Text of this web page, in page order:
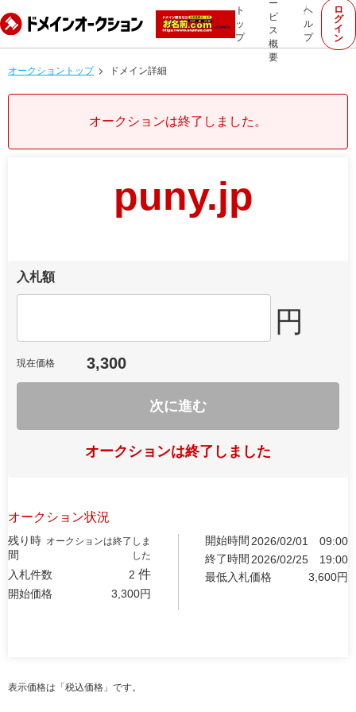
ト
ッ
プ
ー
ビ
ス
概
要
ヘ
ル
プ
ロ
グ
イ
ン
オークショントップ ドメイン詳細
オークションは終了しました。
puny.jp
入札額
円
現在価格 3,300
次に進む
オークションは終了しました
オークション状況
残り時
間
オークションは終了しま
した
入札件数 2 件
開始価格 3,300円
開始時間 2026/02/01
09:00
終了時間 2026/02/25
19:00
最低入札価格
3,600円
表示価格は「税込価格」です。